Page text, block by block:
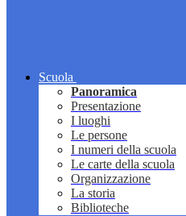
Scuola
Panoramica
Presentazione
I luoghi
Le persone
I numeri della scuola
Le carte della scuola
Organizzazione
La storia
Biblioteche